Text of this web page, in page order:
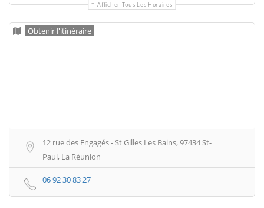
Afficher Tous Les Horaires
Obtenir l'itinéraire
12 rue des Engagés - St Gilles Les Bains, 97434 St-
Paul, La Réunion
06 92 30 83 27